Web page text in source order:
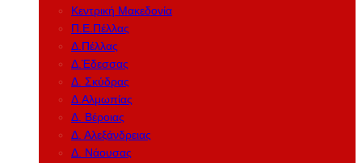
Κεντρική Μακεδονία
Π.Ε.Πέλλας
Δ.Πέλλας
Δ.Έδεσσας
Δ. Σκύδρας
Δ.Αλμωπίας
Δ. Βέροιας
Δ. Αλεξάνδρειας
Δ. Νάουσας